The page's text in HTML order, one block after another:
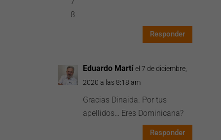
8
Responder
Eduardo Martí el 7 de diciembre,
2020 a las 8:18 am
Gracias Dinaida. Por tus
apellidos… Eres Dominicana?
Responder